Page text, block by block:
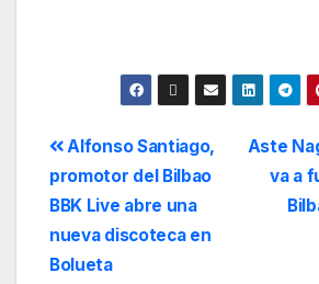
Aste
va a
Alfonso Santiago,
promotor del Bilbao
BBK Live abre una
nueva discoteca en
Bolueta